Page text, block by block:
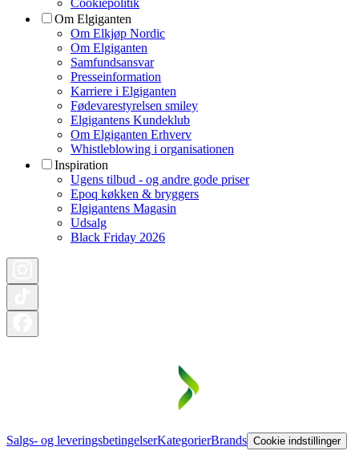
Cookiepolitik
Om Elgiganten
Om Elkjøp Nordic
Om Elgiganten
Samfundsansvar
Presseinformation
Karriere i Elgiganten
Fødevarestyrelsen smiley
Elgigantens Kundeklub
Om Elgiganten Erhverv
Whistleblowing i organisationen
Inspiration
Ugens tilbud - og andre gode priser
Epoq køkken & bryggers
Elgigantens Magasin
Udsalg
Black Friday 2026
Salgs- og leveringsbetingelserKategorierBrands Cookie indstillinger